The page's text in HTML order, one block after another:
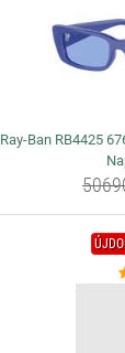
Ray-Ban RB4425